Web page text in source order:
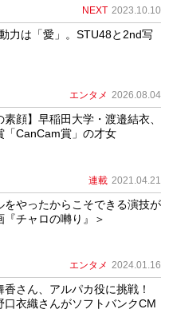
NEXT 2023.10.10
力は「愛」。STU48と2nd写
エンタメ 2026.08.04
素顔】早稲田大学・渡邉結衣、
「CanCam賞」の才女
連載 2021.04.21
をやったからこそできる演技が
『チャロの囀り』＞
エンタメ 2024.01.16
香さん、アルパカ役に挑戦！
口衣織さんがソフトバンクCM